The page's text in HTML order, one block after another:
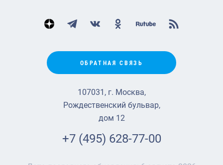
ОБРАТНАЯ СВЯЗЬ
107031, г. Москва,
Рождественский бульвар,
дом 12
+7 (495) 628-77-00